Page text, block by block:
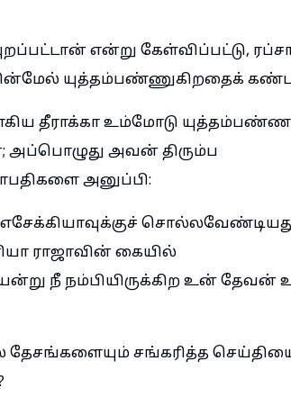
என்று கேள்விப்பட்டு,
யுத்தம்பண்ணுகிறதைக்
தீராக்கா உம்மோடு
அவன் திரும்ப
அனுப்பி:
ராஜாவின் கையில்
நீ நம்பியிருக்கிற உன்
தேசங்களையும் சங்கரித்த